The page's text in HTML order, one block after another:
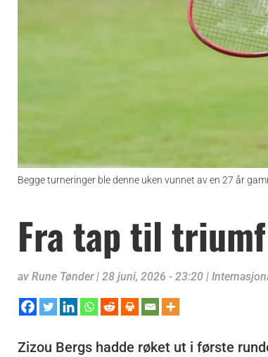
Begge turneringer ble denne uken vunnet av en 27 år
Fra tap til triumf
av Rune Tønder| 28 juni, 2026 - 23:20 |
Zizou Bergs hadde røket ut i første